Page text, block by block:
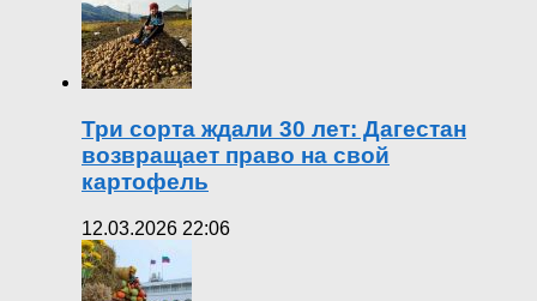
Три сорта ждали 30 лет: Дагестан
возвращает право на свой
картофель
12.03.2026 22:06